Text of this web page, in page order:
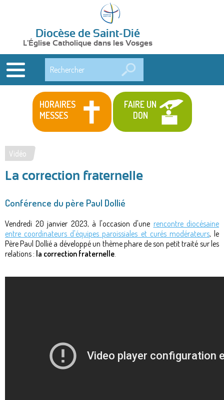
Diocèse de Saint-Dié
L'Église Catholique dans les Vosges
HORAIRES
MESSES
FAIRE UN
DON
Vous
êtes
ici
Vidéo
La correction fraternelle
Conférence du père Paul Dollié
Vendredi 20 janvier 2023, à l'occasion d'une rencontre diocésaine
entre coordinateurs d'équipes paroissiales et curés modérateurs, le
Père Paul Dollié a développé un thème phare de son petit traité sur les
relations : la correction fraternelle